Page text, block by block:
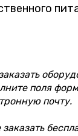
поля
почту.